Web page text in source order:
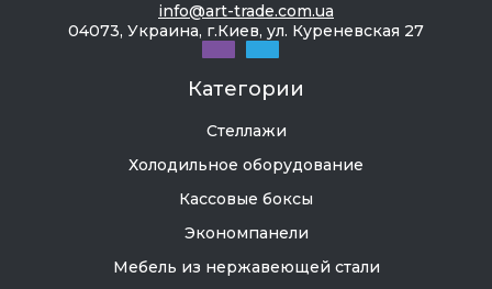
еще и такие узлы как транспортировочная
лента или барабанный резервуар.
Подготовка полуфабриката котлеты начинается
с того, что на дно чаши кладут пищевую пленку.
На нее — взвешенный кусок фарша, а сверху —
пленку, изделие получается уже упакованным.
info@art-trade.com.ua
04073, Украина, г.Киев, ул. Куреневская 27
Категории
Стеллажи
Холодильное оборудование
Кассовые боксы
Экономпанели
Мебель из нержавеющей стали